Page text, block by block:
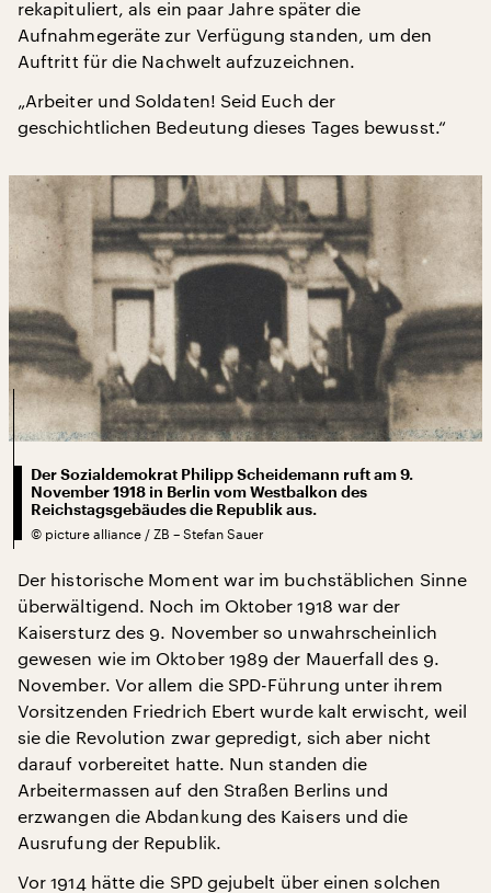
rekapituliert, als ein paar Jahre später die
Aufnahmegeräte zur Verfügung standen, um den
Auftritt für die Nachwelt aufzuzeichnen.
„Arbeiter und Soldaten! Seid Euch der
geschichtlichen Bedeutung dieses Tages bewusst.“
Der Sozialdemokrat Philipp Scheidemann ruft am 9.
November 1918 in Berlin vom Westbalkon des
Reichstagsgebäudes die Republik aus.
© picture alliance / ZB – Stefan Sauer
Der historische Moment war im buchstäblichen Sinne
überwältigend. Noch im Oktober 1918 war der
Kaisersturz des 9. November so unwahrscheinlich
gewesen wie im Oktober 1989 der Mauerfall des 9.
November. Vor allem die SPD-Führung unter ihrem
Vorsitzenden Friedrich Ebert wurde kalt erwischt, weil
sie die Revolution zwar gepredigt, sich aber nicht
darauf vorbereitet hatte. Nun standen die
Arbeitermassen auf den Straßen Berlins und
erzwangen die Abdankung des Kaisers und die
Ausrufung der Republik.
Vor 1914 hätte die SPD gejubelt über einen solchen